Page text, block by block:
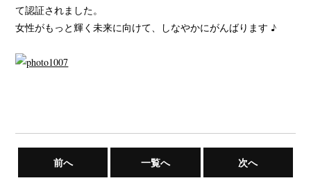
て認証されました。
女性がもっと輝く未来に向けて、しなやかにがんばります ♪
前へ 一覧へ 次へ